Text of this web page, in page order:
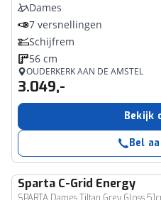
Dames
7 versnellingen
Schijfrem
56 cm
OUDERKERK AAN DE AMSTEL
3.049,-
Bekijk
Bel
Sparta C-Grid Energy